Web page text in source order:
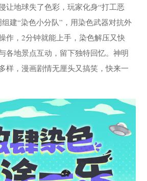
让地球失了色彩，玩家化身“打工恶
建“染色小分队”，用染色武器对抗外
作，2分钟就能上手，染色解压又快
各地景点互动，留下独特回忆。神明
样，漫画剧情无厘头又搞笑，快来一